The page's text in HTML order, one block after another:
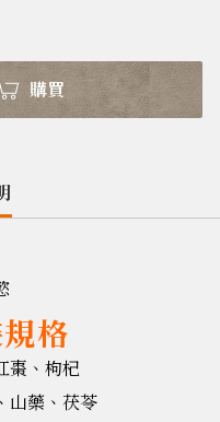
購買
格
棗、枸杞
山藥、茯苓